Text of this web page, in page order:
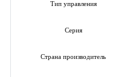
Тип управления
Серия
Страна производитель